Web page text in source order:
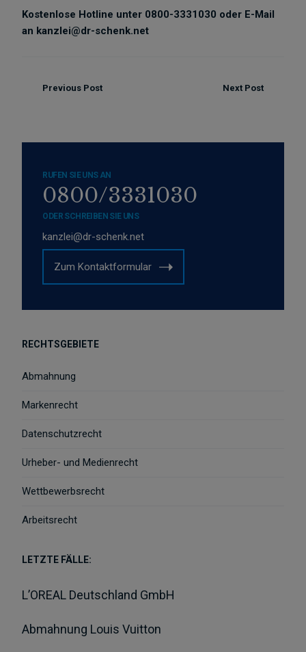
Kostenlose Hotline unter 0800-3331030 oder E-Mail
an kanzlei@dr-schenk.net
Previous Post Next Post
RUFEN SIE UNS AN
0800/3331030
ODER SCHREIBEN SIE UNS
kanzlei@dr-schenk.net
Zum Kontaktformular
RECHTSGEBIETE
Abmahnung
Markenrecht
Datenschutzrecht
Urheber- und Medienrecht
Wettbewerbsrecht
Arbeitsrecht
LETZTE FÄLLE:
L’OREAL Deutschland GmbH
Abmahnung Louis Vuitton